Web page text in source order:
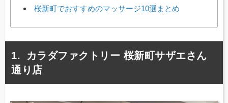
桜新町でおすすめのマッサージ10選まとめ
カラダファクトリー 桜新町サザエさん
通り店